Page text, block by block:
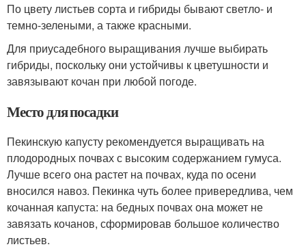
По цвету листьев сорта и гибриды бывают светло- и
темно-зелеными, а также красными.
Для приусадебного выращивания лучше выбирать
гибриды, поскольку они устойчивы к цветушности и
завязывают кочан при любой погоде.
Место для посадки
Пекинскую капусту рекомендуется выращивать на
плодородных почвах с высоким содержанием гумуса.
Лучше всего она растет на почвах, куда по осени
вносился навоз. Пекинка чуть более привередлива, чем
кочанная капуста: на бедных почвах она может не
завязать кочанов, сформировав большое количество
листьев.